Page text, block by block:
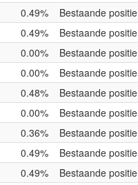
0.49%
Bestaande positie
0.49%
Bestaande positie
0.00%
Bestaande positie
0.00%
Bestaande positie
0.48%
Bestaande positie
0.00%
Bestaande positie
0.36%
Bestaande positie
0.49%
Bestaande positie
0.49%
Bestaande positie